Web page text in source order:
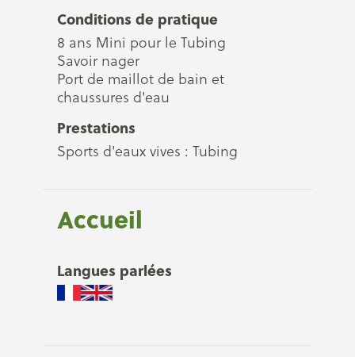
Conditions de pratique
8 ans Mini pour le Tubing
Savoir nager
Port de maillot de bain et
chaussures d'eau
Prestations
Sports d'eaux vives : Tubing
Accueil
Langues parlées